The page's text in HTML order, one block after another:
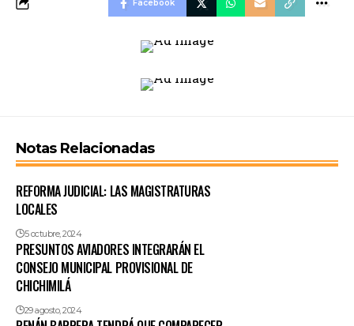
Facebook
Notas Relacionadas
REFORMA JUDICIAL: LAS MAGISTRATURAS
LOCALES
5 octubre, 2024
PRESUNTOS AVIADORES INTEGRARÁN EL
CONSEJO MUNICIPAL PROVISIONAL DE
CHICHIMILÁ
29 agosto, 2024